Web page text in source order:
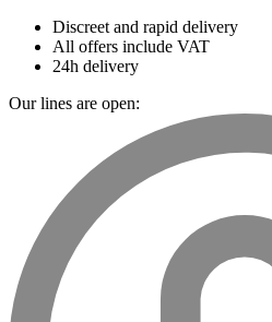
Discreet and rapid delivery
All offers include VAT
24h delivery
Our lines are open: